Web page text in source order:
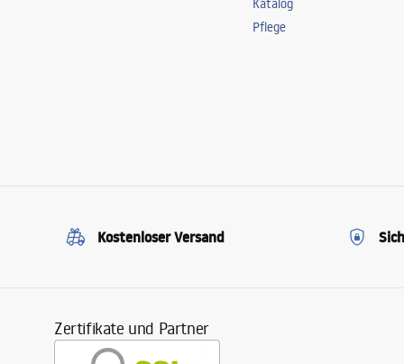
Katalog
Pflege
Kostenloser Versand
Zertifikate und Partner